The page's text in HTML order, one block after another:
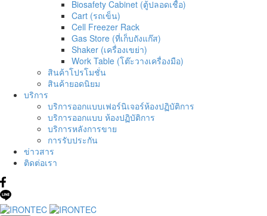
Biosafety Cabinet (ตู้ปลอดเชื้อ)
Cart (รถเข็น)
Cell Freezer Rack
Gas Store (ที่เก็บถังแก๊ส)
Shaker (เครื่องเขย่า)
Work Table (โต๊ะวางเครื่องมือ)
สินค้าโปรโมชั่น
สินค้ายอดนิยม
บริการ
บริการออกแบบเฟอร์นิเจอร์ห้องปฏิบัติการ
บริการออกแบบ ห้องปฏิบัติการ
บริการหลังการขาย
การรับประกัน
ข่าวสาร
ติดต่อเรา